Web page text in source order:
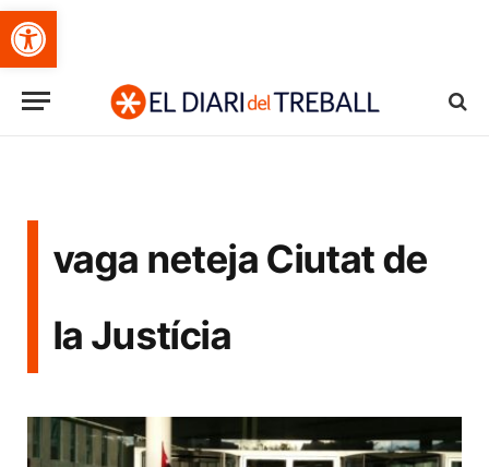
Obre la barra d'eines
vaga neteja Ciutat de
la Justícia